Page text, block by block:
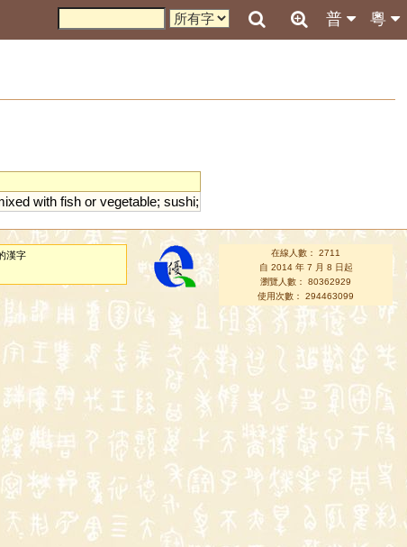
粵
普
with fish or vegetable; sushi;
漢字
在線人數： 2711
自 2014 年 7 月 8 日起
瀏覽人數： 80362929
使用次數： 294463099